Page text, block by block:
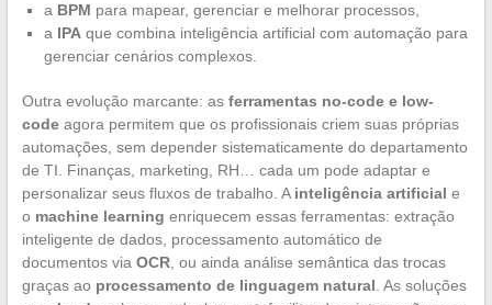
a BPM para mapear, gerenciar e melhorar processos,
a IPAque combina inteligência artificial com automação para
gerenciar cenários complexos.
Outra evolução marcante: as ferramentas no-code e low-
codeagora permitem que os profissionais criem suas próprias
automações, sem depender sistematicamente do departamento
de TI. Finanças, marketing, RH… cada um pode adaptar e
personalizar seus fluxos de trabalho. A inteligência artificial e
o machine learning enriquecem essas ferramentas: extração
inteligente de dados, processamento automático de
documentos via OCR, ou ainda análise semântica das trocas
graças ao processamento de linguagem natural . As soluções